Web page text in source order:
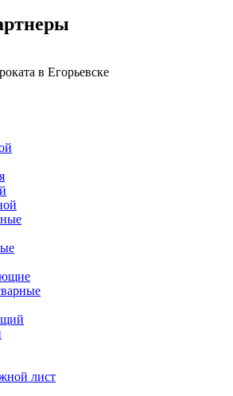
в Егорьевске
лист